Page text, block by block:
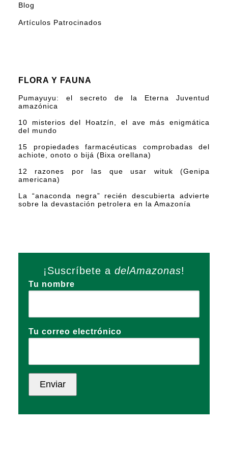
Blog
Artículos Patrocinados
FLORA Y FAUNA
Pumayuyu: el secreto de la Eterna Juventud
amazónica
10 misterios del Hoatzín, el ave más enigmática
del mundo
15 propiedades farmacéuticas comprobadas del
achiote, onoto o bijá (Bixa orellana)
12 razones por las que usar wituk (Genipa
americana)
La “anaconda negra” recién descubierta advierte
sobre la devastación petrolera en la Amazonía
¡Suscríbete a delAmazonas!
Tu nombre
Tu correo electrónico